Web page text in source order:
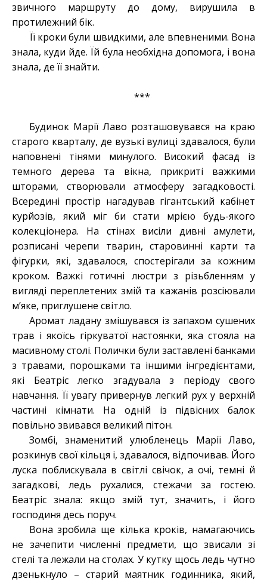
звичного маршруту до дому, вирушила в
протилежний бік.
Її кроки були швидкими, але впевненими. Вона
знала, куди йде. Їй була необхідна допомога, і вона
знала, де її знайти.
***
Будинок Марії Лаво розташовувався на краю
старого кварталу, де вузькі вулиці здавалося, були
наповнені тінями минулого. Високий фасад із
темного дерева та вікна, прикриті важкими
шторами, створювали атмосферу загадковості.
Всередині простір нагадував гігантський кабінет
курйозів, який міг би стати мрією будь-якого
колекціонера. На стінах висіли дивні амулети,
розписані черепи тварин, старовинні карти та
фігурки, які, здавалося, спостерігали за кожним
кроком. Важкі готичні люстри з різьбленням у
вигляді переплетених змій та кажанів розсіювали
м’яке, приглушене світло.
Аромат ладану змішувався із запахом сушених
трав і якоїсь гіркуватої настоянки, яка стояла на
масивному столі. Полички були заставлені банками
з травами, порошками та іншими інгредієнтами,
які Беатріс легко згадувала з періоду свого
навчання. Її увагу привернув легкий рух у верхній
частині кімнати. На одній із підвісних балок
повільно звивався великий пітон.
Зомбі, знаменитий улюбленець Марії Лаво,
розкинув свої кільця і, здавалося, відпочивав. Його
луска поблискувала в світлі свічок, а очі, темні й
загадкові, ледь рухалися, стежачи за гостею.
Беатріс знала: якщо змій тут, значить, і його
господиня десь поруч.
Вона зробила ще кілька кроків, намагаючись
не зачепити численні предмети, що звисали зі
стелі та лежали на столах. У кутку щось ледь чутно
дзенькнуло – старий маятник годинника, який,